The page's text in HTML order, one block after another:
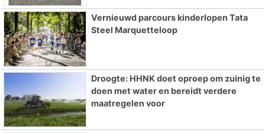
Vernieuwd parcours kinderlopen Tata
Steel Marquetteloop
Droogte: HHNK doet oproep om zuinig te
doen met water en bereidt verdere
maatregelen voor